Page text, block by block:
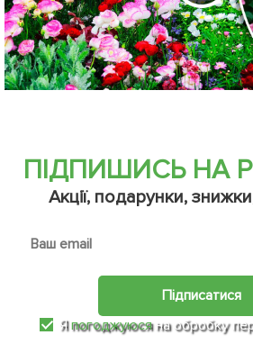
ПІДПИШИСЬ НА
Акції, подарунки,
Підписатися
Япогоджуюся на обробку